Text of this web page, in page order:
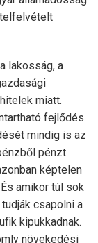
lakosság, a
miatt.
fejlődés.
mindig is az
pénzt
képtelen
amikor túl sok
csapolni a
kipukkadnak.
növekedési